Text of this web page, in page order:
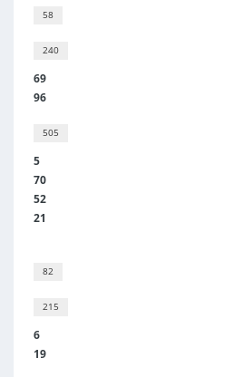
58
240
69
96
505
5
70
52
21
82
215
6
19